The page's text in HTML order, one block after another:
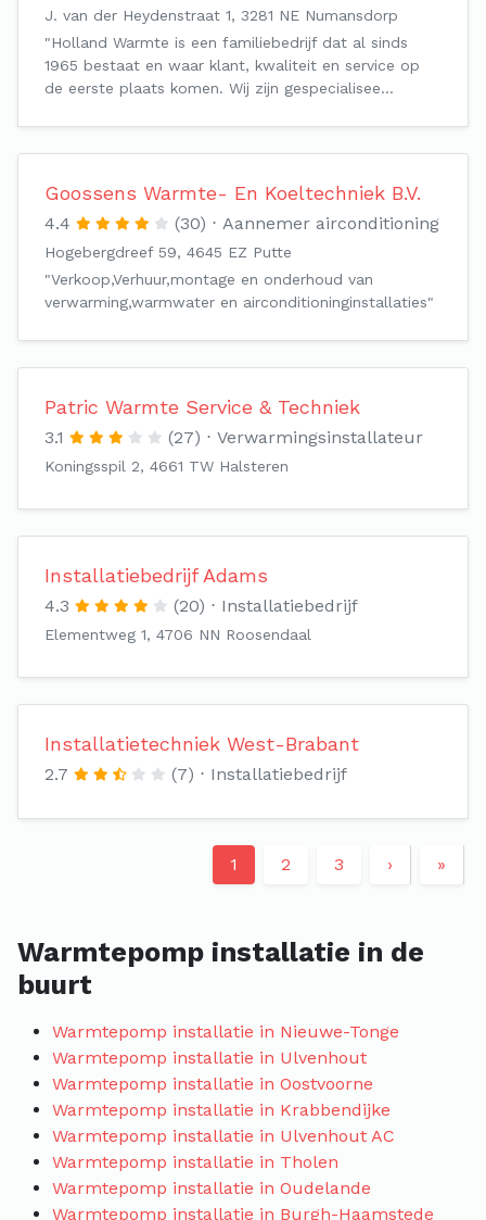
J. van der Heydenstraat 1, 3281 NE Numansdorp
"Holland Warmte is een familiebedrijf dat al sinds
1965 bestaat en waar klant, kwaliteit en service op
de eerste plaats komen. Wij zijn gespecialisee…
Goossens Warmte- En Koeltechniek B.V.
4.4 (30) Aannemer airconditioning
Hogebergdreef 59, 4645 EZ Putte
"Verkoop,Verhuur,montage en onderhoud van
verwarming,warmwater en airconditioninginstallaties"
Patric Warmte Service & Techniek
3.1 (27) Verwarmingsinstallateur
Koningsspil 2, 4661 TW Halsteren
Installatiebedrijf Adams
4.3 (20) Installatiebedrijf
Elementweg 1, 4706 NN Roosendaal
Installatietechniek West-Brabant
2.7 (7) Installatiebedrijf
1 2 3 › »
Warmtepomp installatie in de
buurt
Warmtepomp installatie in Nieuwe-Tonge
Warmtepomp installatie in Ulvenhout
Warmtepomp installatie in Oostvoorne
Warmtepomp installatie in Krabbendijke
Warmtepomp installatie in Ulvenhout AC
Warmtepomp installatie in Tholen
Warmtepomp installatie in Oudelande
Warmtepomp installatie in Burgh-Haamstede